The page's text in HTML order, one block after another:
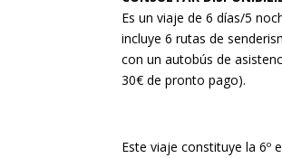
Es un viaje de 6 días/5
incluye 6 rutas de
con un autobús de
30€ de pronto pago).
Este viaje constituye la 6º